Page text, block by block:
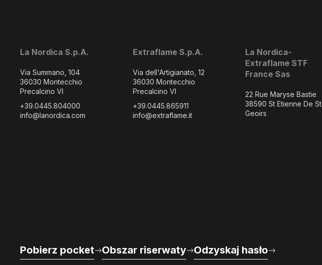
La Nordica S.p.A.
Via Summano, 104
36030 Montecchio
Precalcino VI
+39.0445.804000
info@lanordica.com
Extraflame S.p.A.
Via dell'Artigianato, 12
36030 Montecchio
Precalcino VI
+39.0445.865911
info@extraflame.it
La Nordica-
Extraflame STF
France Sas
22 Rue Maryse Bastie
38590 St Etienne De St
Geoirs
Pobierz pocket Obszar riserwaty Odzyskaj hasło